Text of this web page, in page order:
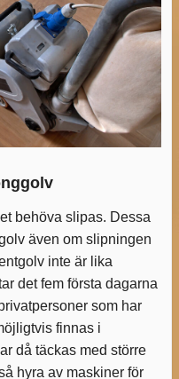
behöva slipas. Dessa
även om slipningen
inte är lika
det fem första dagarna
som har
finnas i
då täckas med större
hyra av maskiner för